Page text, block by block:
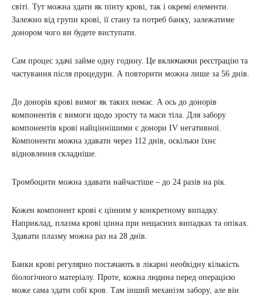
світі. Тут можна здати як пінту крові, так і окремі елементи.
Залежно від групи крові, її стану та потреб банку, залежатиме
донором чого ви будете виступати.
Сам процес здачі займе одну годину. Це включаючи реєстрацію та
частування після процедури. А повторити можна лише за 56 днів.
До донорів крові вимог як таких немає. А ось до донорів
компонентів є вимоги щодо зросту та маси тіла. Для забору
компонентів крові найціннішими є донори IV негативної.
Компоненти можна здавати через 112 днів, оскільки їхнє
відновлення складніше.
Тромбоцити можна здавати найчастіше – до 24 разів на рік.
Кожен компонент крові є цінним у конкретному випадку.
Наприклад, плазма крові цінна при нещасних випадках та опіках.
Здавати плазму можна раз на 28 днів.
Банки крові регулярно постачають в лікарні необхідну кількість
біологічного матеріалу. Проте, кожна людина перед операцією
може сама здати собі кров. Там інший механізм забору, але він